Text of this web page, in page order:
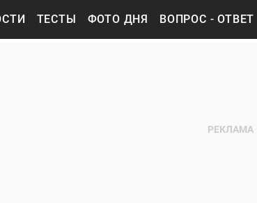
ТЕСТЫ ФОТО ДНЯ ВОПРОС - ОТВЕТ